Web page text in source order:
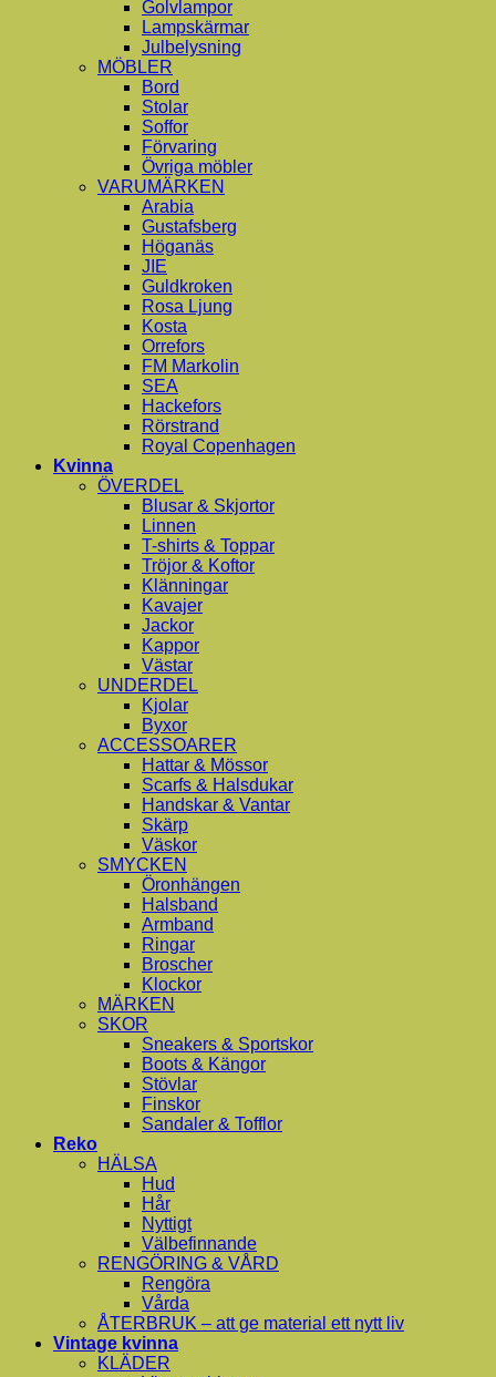
Golvlampor
Lampskärmar
Julbelysning
MÖBLER
Bord
Stolar
Soffor
Förvaring
Övriga möbler
VARUMÄRKEN
Arabia
Gustafsberg
Höganäs
JIE
Guldkroken
Rosa Ljung
Kosta
Orrefors
FM Markolin
SEA
Hackefors
Rörstrand
Royal Copenhagen
Kvinna
ÖVERDEL
Blusar & Skjortor
Linnen
T-shirts & Toppar
Tröjor & Koftor
Klänningar
Kavajer
Jackor
Kappor
Västar
UNDERDEL
Kjolar
Byxor
ACCESSOARER
Hattar & Mössor
Scarfs & Halsdukar
Handskar & Vantar
Skärp
Väskor
SMYCKEN
Öronhängen
Halsband
Armband
Ringar
Broscher
Klockor
MÄRKEN
SKOR
Sneakers & Sportskor
Boots & Kängor
Stövlar
Finskor
Sandaler & Tofflor
Reko
HÄLSA
Hud
Hår
Nyttigt
Välbefinnande
RENGÖRING & VÅRD
Rengöra
Vårda
ÅTERBRUK – att ge material ett nytt liv
Vintage kvinna
KLÄDER